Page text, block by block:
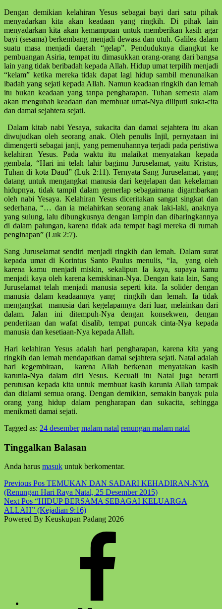
Dengan demikian kelahiran Yesus sebagai bayi dari satu pihak
menyadarkan kita akan keadaan yang ringkih. Di pihak lain
menyadarkan kita akan kemampuan untuk memberikan kasih agar
bayi (sesama) berkembang menjadi dewasa dan utuh. Galilea dalam
suatu masa menjadi daerah “gelap”. Penduduknya diangkut ke
pembuangan Asiria, tempat itu dimasukkan orang-orang dari bangsa
lain yang tidak beribadah kepada Allah. Hidup umat terpilih menjadi
“kelam” ketika mereka tidak dapat lagi hidup sambil menunaikan
ibadah yang sejati kepada Allah. Namun keadaan ringkih dan lemah
itu bukan keadaan yang tanpa pengharapan. Tuhan semesta alam
akan mengubah keadaan dan membuat umat-Nya diliputi suka-cita
dan damai sejahtera sejati.
Dalam kitab nabi Yesaya, sukacita dan damai sejahtera itu akan
diwujudkan oleh seorang anak. Oleh penulis Injil, pernyataan ini
dimengerti sebagai janji, yang pemenuhannya terjadi pada peristiwa
kelahiran Yesus. Pada waktu itu malaikat menyatakan kepada
gembala, “Hari ini telah lahir bagimu Juruselamat, yaitu Kristus,
Tuhan di kota Daud” (Luk 2:11). Ternyata Sang Juruselamat, yang
datang untuk mengangkat manusia dari kegelapan dan kekelaman
hidupnya, tidak tampil dalam gemerlap sebagaimana digambarkan
oleh nabi Yesaya. Kelahiran Yesus diceritakan sangat singkat dan
sederhana, “… dan ia melahirkan seorang anak laki-laki, anaknya
yang sulung, lalu dibungkusnya dengan lampin dan dibaringkannya
di dalam palungan, karena tidak ada tempat bagi mereka di rumah
penginapan” (Luk 2:7).
Sang Juruselamat sendiri menjadi ringkih dan lemah. Dalam surat
kepada umat di Korintus Santo Paulus menulis, “Ia, yang oleh
karena kamu menjadi miskin, sekalipun Ia kaya, supaya kamu
menjadi kaya oleh karena kemiskinan-Nya. Dengan kata lain, Sang
Juruselamat telah menjadi manusia seperti kita. Ia solider dengan
manusia dalam keadaannya yang ringkih dan lemah. Ia tidak
mengangkat manusia dari kegelapannya dari luar, melainkan dari
dalam. Jalan ini ditempuh-Nya dengan konsekwen, dengan
penderitaan dan wafat disalib, tempat puncak cinta-Nya kepada
manusia dan kesetiaan-Nya kepada Allah.
Hari kelahiran Yesus adalah hari pengharapan, karena kita yang
ringkih dan lemah mendapatkan damai sejahtera sejati. Natal adalah
hari kegembiraan, karena Allah berkenan menyatakan kasih
karunia-Nya dalam diri Yesus. Kecuali itu Natal juga berarti
perutusan kepada kita untuk membuat kasih karunia Allah tampak
dan dialami semua orang. Dengan demikian, semakin banyak pula
orang yang hidup dalam pengharapan dan sukacita, sehingga
menikmati damai sejati.
Tagged as: 24 desember malam natal renungan malam natal
back
main
Tinggalkan Balasan
Anda harus masuk untuk berkomentar.
Post
navigation
Previous Pos TEMUKAN DAN SADARI KEHADIRAN-NYA
(Renungan Hari Raya Natal, 25 Desember 2015)
Next Pos “HIDUP BERSAMA SEBAGAI KELUARGA
ALLAH” (Kejadian 9:16)
Powered By Keuskupan Padang 2026